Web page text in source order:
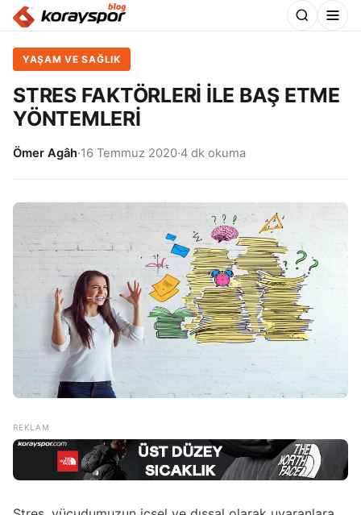
YAŞAM VE SAĞLIK
STRES FAKTÖRLERİ İLE BAŞ ETME
YÖNTEMLERİ
Ömer Agâh·16 Temmuz 2020·4 dk okuma